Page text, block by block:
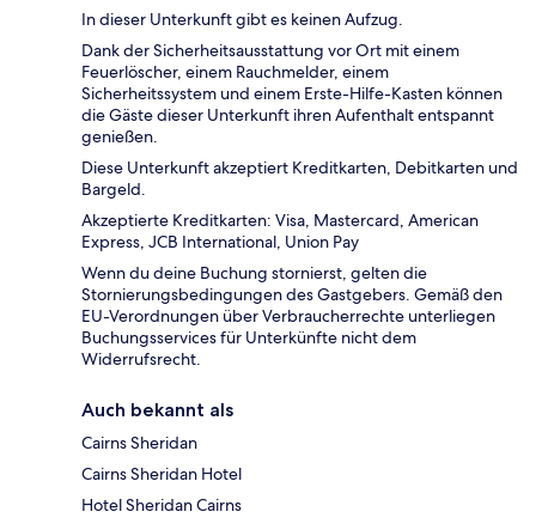
In dieser Unterkunft gibt es keinen Aufzug.
Dank der Sicherheitsausstattung vor Ort mit einem
Feuerlöscher, einem Rauchmelder, einem
Sicherheitssystem und einem Erste-Hilfe-Kasten können
die Gäste dieser Unterkunft ihren Aufenthalt entspannt
genießen.
Diese Unterkunft akzeptiert Kreditkarten, Debitkarten und
Bargeld.
Akzeptierte Kreditkarten: Visa, Mastercard, American
Express, JCB International, Union Pay
Wenn du deine Buchung stornierst, gelten die
Stornierungsbedingungen des Gastgebers. Gemäß den
EU-Verordnungen über Verbraucherrechte unterliegen
Buchungsservices für Unterkünfte nicht dem
Widerrufsrecht.
Auch bekannt als
Cairns Sheridan
Cairns Sheridan Hotel
Hotel Sheridan Cairns